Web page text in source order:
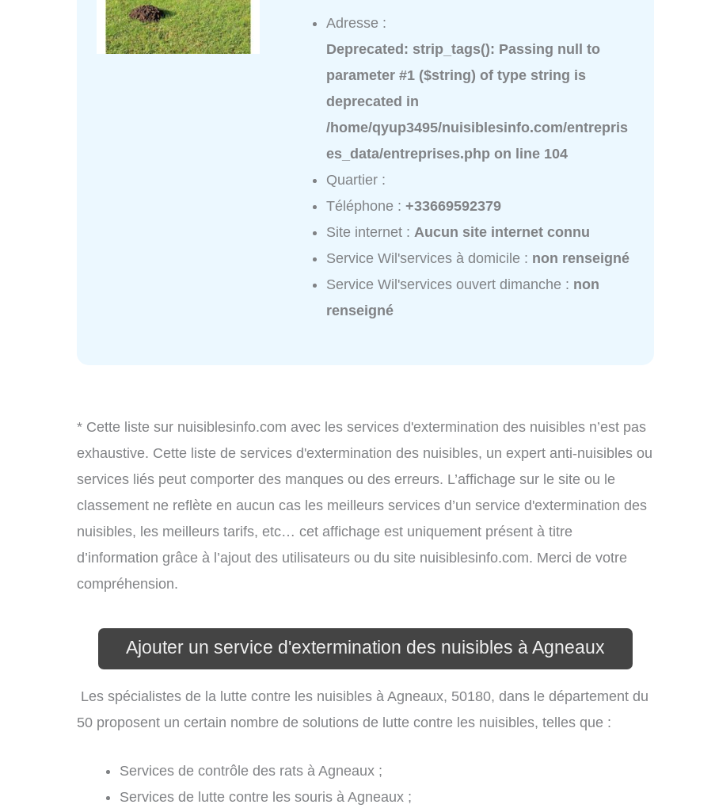
Adresse :
Deprecated: strip_tags(): Passing null to
parameter #1 ($string) of type string is
deprecated in
/home/qyup3495/nuisiblesinfo.com/entrepris
es_data/entreprises.php on line 104
Quartier :
Téléphone :+33669592379
Site internet : Aucun site internet connu
Service Wil'services à domicile : non renseigné
Service Wil'services ouvert dimanche : non
renseigné
* Cette liste sur nuisiblesinfo.com avec les services d'extermination des nuisibles n’est pas
exhaustive. Cette liste de services d'extermination des nuisibles, un expert anti-nuisibles ou
services liés peut comporter des manques ou des erreurs. L’affichage sur le site ou le
classement ne reflète en aucun cas les meilleurs services d’un service d'extermination des
nuisibles, les meilleurs tarifs, etc… cet affichage est uniquement présent à titre
d’information grâce à l’ajout des utilisateurs ou du site nuisiblesinfo.com. Merci de votre
compréhension.
Ajouter un service d'extermination des nuisibles à Agneaux
Les spécialistes de la lutte contre les nuisibles à Agneaux, 50180, dans le département du
50 proposent un certain nombre de solutions de lutte contre les nuisibles, telles que :
Services de contrôle des rats à Agneaux ;
Services de lutte contre les souris à Agneaux ;